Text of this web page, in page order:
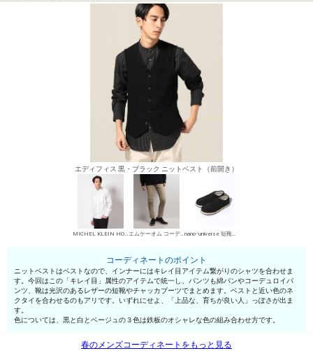
エディフィス 黒・ブラック ニットベスト（前開き）
MICHEL KLEIN HOMME シャツ エムケーオム コーデュロイパンツ nano･universe 短靴・レザーシューズ
コーディネートのポイント
ニットベストはベストなので、インナーにはキレイ目アイテム繋がりのシャツを合わせま
す。今回はこの「キレイ目」属性のアイテムで統一し、パンツも綿パンやコーデュロイパ
ンツ、靴は光沢のあるレザーの短靴やチャッカブーツでまとめます。ベストと近い色のネ
クタイを合わせるのもアリです。いずれにせよ、「上品な、育ちが良い人」っぽさが出ま
す。
色については、黒と白とベージュの３色は鉄板のオシャレな色の組み合わせ方です。
春のメンズコーディネートをもっと見る